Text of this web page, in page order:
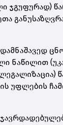
ჯგუფურად)
ნაწილით
უფლების